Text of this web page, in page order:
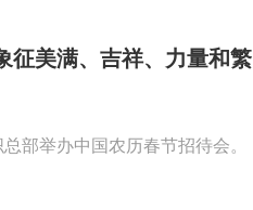
征美满、吉祥、力量和繁
部举办中国农历春节招待会。